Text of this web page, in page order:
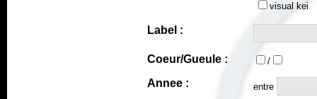
visual kei
Label :
Coeur/Gueule : /
Annee : entre